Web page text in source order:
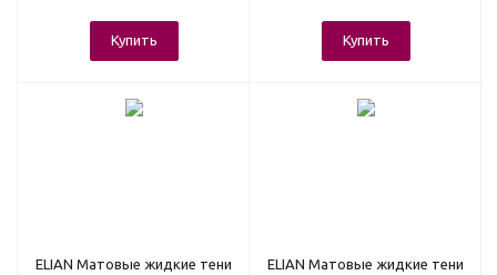
Купить Купить
ELIAN Матовые жидкие тени
ELIAN Матовые жидкие тени